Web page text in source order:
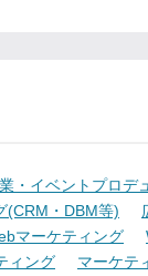
・イベントプロデ
(CRM・DBM等)
マーケティング
ィング
マーケテ